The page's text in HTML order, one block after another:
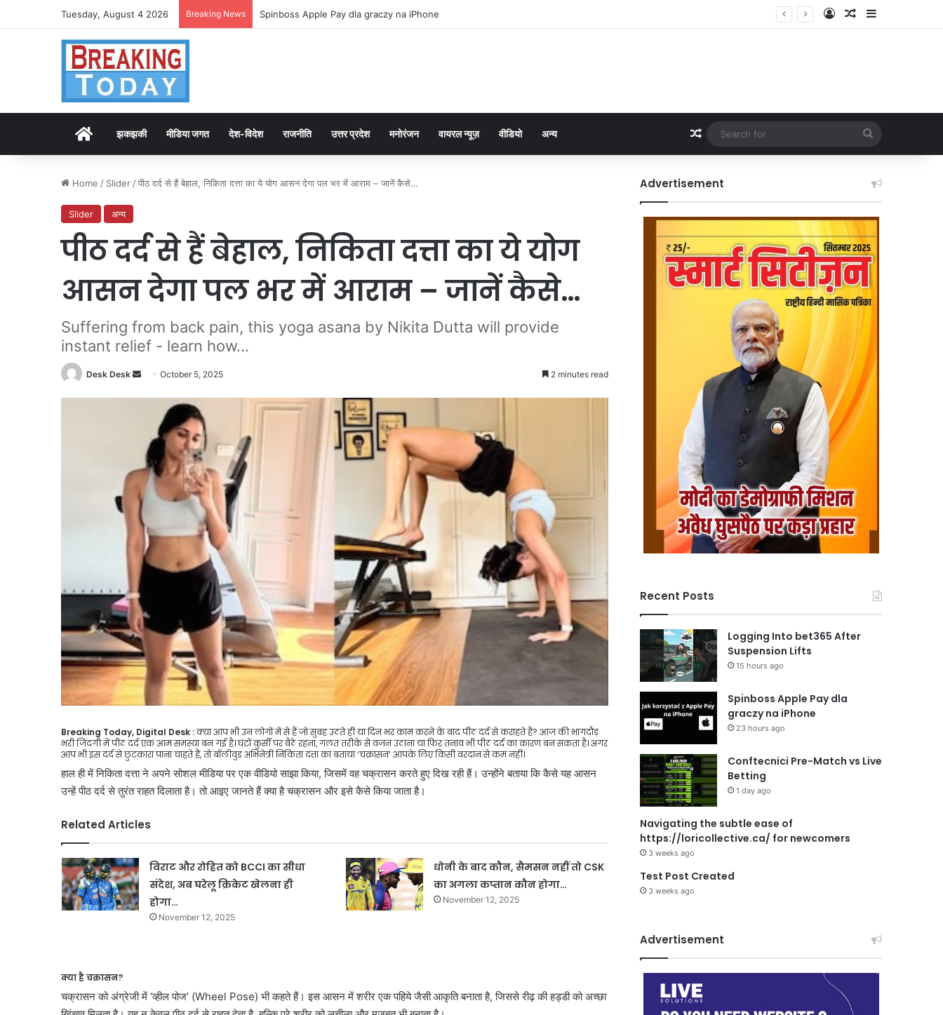
Tuesday, August 4 2026 Breaking News Spinboss Apple Pay dla graczy na iPhone Log InRandom Article
Sidebar
Homeझकझकी मीडिया जगत देश-विदेश राजनीति उत्तर प्रदेश मनोरंजन वायरल न्यूज़ वीडियो अन्य Random Article
for
Home / Slider /पीठ दर्द से हैं बेहाल, निकिता दत्ता का ये योग आसन देगा पल भर में आराम – जानें कैसे…
Slider अन्य
पीठ दर्द से हैं बेहाल, निकिता दत्ता का ये योग
आसन देगा पल भर में आराम – जानें कैसे…
Suffering from back pain, this yoga asana by Nikita Dutta will provide
instant relief - learn how...
Desk Desk
SendOctober 5, 2025 2 minutes read
Breaking Today, Digital Desk :क्या आप भी उन लोगों में से हैं जो सुबह उठते ही या दिन भर काम करने के बाद पीठ दर्द से कराहते हैं? आज की भागदौड़
भरी जिंदगी में पीठ दर्द एक आम समस्या बन गई है। घंटों कुर्सी पर बैठे रहना, गलत तरीके से वजन उठाना या फिर तनाव भी पीठ दर्द का कारण बन सकता है। अगर
आप भी इस दर्द से छुटकारा पाना चाहते हैं, तो बॉलीवुड अभिनेत्री निकिता दत्ता का बताया ‘चक्रासन’ आपके लिए किसी वरदान से कम नहीं।
हाल ही में निकिता दत्ता ने अपने सोशल मीडिया पर एक वीडियो साझा किया, जिसमें वह चक्रासन करते हुए दिख रही हैं। उन्होंने बताया कि कैसे यह आसन
उन्हें पीठ दर्द से तुरंत राहत दिलाता है। तो आइए जानते हैं क्या है चक्रासन और इसे कैसे किया जाता है।
Related Articles
विराट और रोहित को BCCI का सीधा
संदेश, अब घरेलू क्रिकेट खेलना ही
होगा…
November 12, 2025
धोनी के बाद कौन, सैमसन नहीं तो CSK
का अगला कप्तान कौन होगा…
November 12, 2025
क्या है चक्रासन?
चक्रासन को अंग्रेजी में ‘व्हील पोज’ (Wheel Pose) भी कहते हैं। इस आसन में शरीर एक पहिये जैसी आकृति बनाता है, जिससे रीढ़ की हड्डी को अच्छा
Advertisement
Recent Posts
Logging Into bet365 After
Suspension Lifts
15 hours ago
Spinboss Apple Pay dla
graczy na iPhone
23 hours ago
Conftecnici Pre-Match vs Live
Betting
1 day ago
Navigating the subtle ease of
https://loricollective.ca/ for newcomers
3 weeks ago
Test Post Created
3 weeks ago
Advertisement